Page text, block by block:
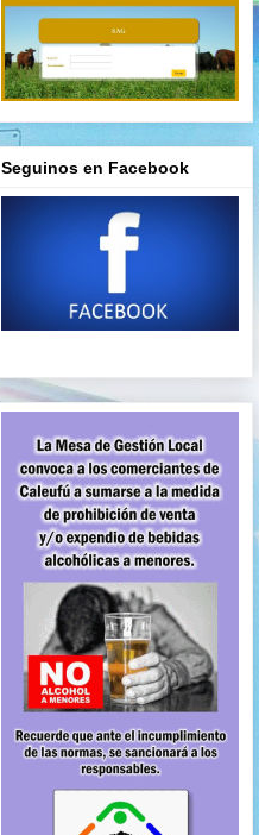
Seguinos en Facebook